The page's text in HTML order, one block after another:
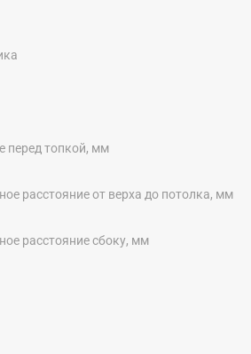
перед топкой, мм
расстояние от верха до потолка, мм
расстояние сбоку, мм